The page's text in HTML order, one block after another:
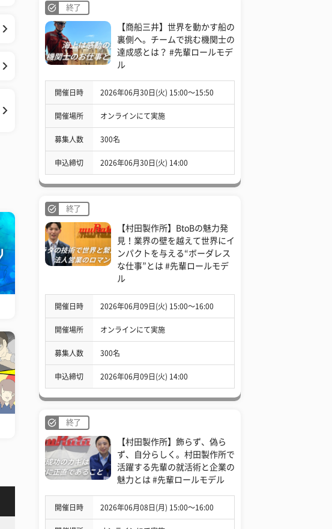
終了
【商船三井】世界を動かす船の
裏側へ。チームで挑む機関士の
達成感とは？ #先輩ロールモデ
ル
開催日時 2026年06月30日(火) 15:00〜15:50
開催場所 オンラインにて実施
募集人数 300名
申込締切 2026年06月30日(火) 14:00
終了
【村田製作所】BtoBの魅力発
見！業界の壁を越えて世界にイ
ンパクトを与える“ボーダレス
な仕事”とは #先輩ロールモデ
ル
開催日時 2026年06月09日(火) 15:00〜16:00
開催場所 オンラインにて実施
募集人数 300名
申込締切 2026年06月09日(火) 14:00
終了
【村田製作所】飾らず、偽ら
ず、自分らしく。村田製作所で
活躍する先輩の就活術と企業の
魅力とは #先輩ロールモデル
開催日時 2026年06月08日(月) 15:00〜16:00